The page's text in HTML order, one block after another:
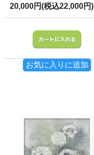
20,000円(税込22,000円)
お気に入りに追加